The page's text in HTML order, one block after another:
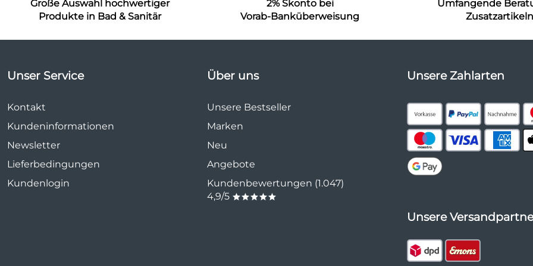
Große Auswahl hochwertiger
Produkte in Bad & Sanitär
2% Skonto bei
Vorab-Banküberweisung
Umfangende
Zusatzartikeln
Unser Service
Kontakt
Kundeninformationen
Newsletter
Lieferbedingungen
Kundenlogin
Über uns
Unsere Bestseller
Marken
Neu
Angebote
Kundenbewertungen (1.047)
4,9/5 *****
Unsere Zahlarten
Unsere